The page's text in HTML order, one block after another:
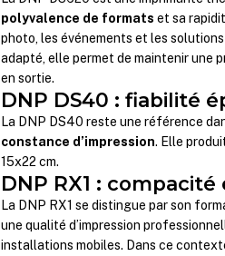
polyvalence de formats et sa
photo, les événements et les
adapté, elle permet de maintenir une
en sortie.
DNP DS40 : fiabilité
La DNP DS40 reste une référence
constance d’impression. Elle
15x22 cm.
DNP RX1 :
La DNP RX1 se distingue par son
une qualité d’impression
installations mobiles. Dans ce